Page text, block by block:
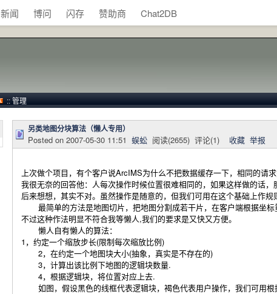
新闻 博问 闪存 赞助商 Chat2DB
::管理
另类地图分块算法（懒人专用）
Posted on 2007-05-30 11:51 蜈蚣 阅读(2655) 评论(1) 收藏 举报
上次做个项目，有个客户说ArcIMS为什么不把数据缓存一下，相同的请
我很无奈的回答他：人每次操作时候位置很难相同的，如果这样做的话，
后来想想，其实不对。虽然操作是随意的，但我们可用在这个基础上作规
最简单的方法是地图切片，把地图分割成若干片，在客户端根据坐标
不过这种作法明显不符合我等懒人,我们的要求是又快又方便。
懒人自有懒人的算法：
1，约定一个缩放步长(限制每次缩放比例)
2，在约定一个地图块大小(抽象，真实是不存在的)
3，计算出该比例下地图的逻辑块数量.
4，根据逻辑块，将位置对应上去.
如图，假设黑色的线框代表逻辑块，褐色代表用户操作，我们可用根